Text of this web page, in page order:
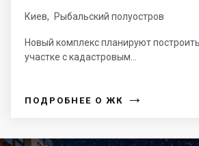
Киев, Рыбальский полуостров
Новый комплекс планируют
участке с кадастровым...
ПОДРОБНЕЕ О ЖК →